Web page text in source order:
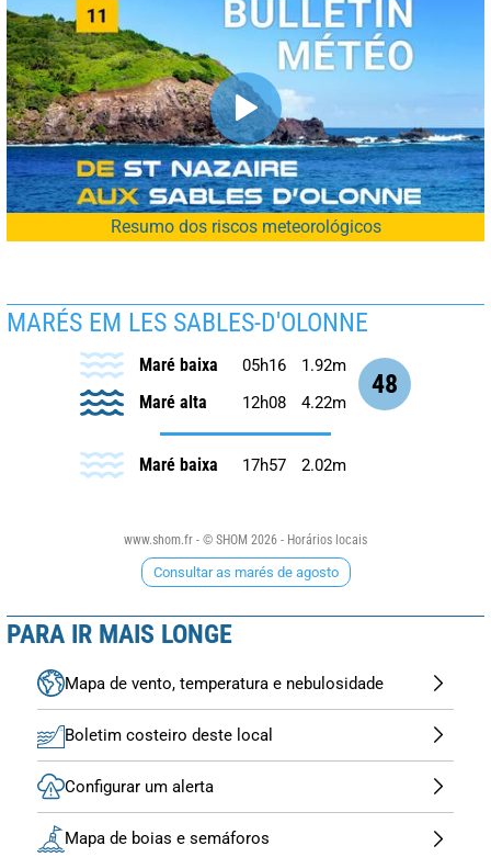
Resumo dos riscos meteorológicos
MARÉS EM LES SABLES-D'OLONNE
48
Maré baixa 05h16 1.92m
Maré alta 12h08 4.22m
Maré baixa 17h57 2.02m
www.shom.fr - © SHOM 2026 - Horários locais
Consultar as marés de agosto
PARA IR MAIS LONGE
Mapa de vento, temperatura e nebulosidade
Boletim costeiro deste local
Configurar um alerta
Mapa de boias e semáforos